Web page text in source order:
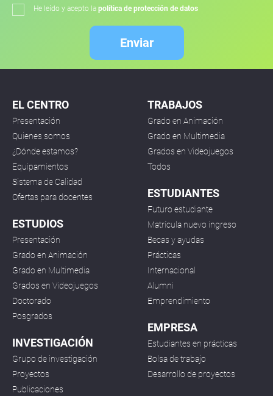
He leído y acepto la política de protección de datos
Enviar
EL CENTRO
Presentación
Quienes somos
¿Dónde estamos?
Equipamientos
Sistema de Calidad
Ofertas para docentes
ESTUDIOS
Presentación
Grado en Animación
Grado en Multimedia
Grados en Videojuegos
Doctorado
Posgrados
INVESTIGACIÓN
Grupo de investigación
Proyectos
Publicaciones
TRABAJOS
Grado en Animación
Grado en Multimedia
Grados en Videojuegos
Todos
ESTUDIANTES
Futuro estudiante
Matrícula nuevo ingreso
Becas y ayudas
Prácticas
Internacional
Alumni
Emprendimiento
EMPRESA
Estudiantes en prácticas
Bolsa de trabajo
Desarrollo de proyectos